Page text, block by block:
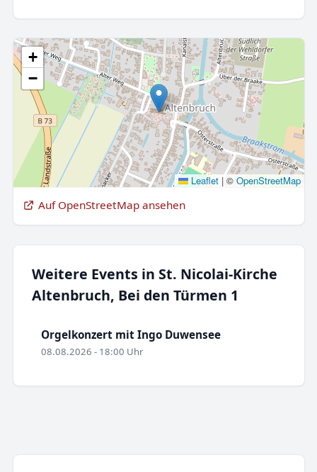
+
−
Leaflet |© OpenStreetMap
Auf OpenStreetMap ansehen
Weitere Events in St. Nicolai-Kirche
Altenbruch, Bei den Türmen 1
Orgelkonzert mit Ingo Duwensee
08.08.2026 - 18:00 Uhr